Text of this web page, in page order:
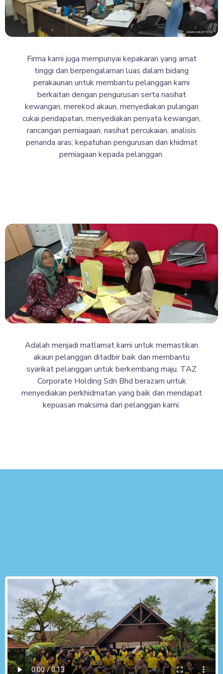
Firma kami juga mempunyai kepakaran yang amat
tinggi dan berpengalaman luas dalam bidang
perakaunan untuk membantu pelanggan kami
berkaitan dengan pengurusan serta nasihat
kewangan, merekod akaun, menyediakan pulangan
cukai pendapatan, menyediakan penyata kewangan,
rancangan perniagaan, nasihat percukaian, analisis
penanda aras, kepatuhan pengurusan dan khidmat
perniagaan kepada pelanggan.
Adalah menjadi matlamat kami untuk memastikan
akaun pelanggan ditadbir baik dan membantu
syarikat pelanggan untuk berkembang maju. TAZ
Corporate Holding Sdn Bhd berazam untuk
menyediakan perkhidmatan yang baik dan mendapat
kepuasan maksima dari pelanggan kami.